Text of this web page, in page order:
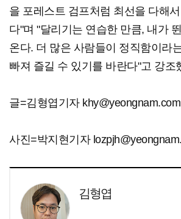
을 포레스트 검프처럼 최선을 다해
다"며 "달리기는 연습한 만큼, 내가
온다. 더 많은 사람들이 정직함이라
빠져 즐길 수 있기를 바란다"고 강조
글=김형엽기자 khy@yeongnam.com
사진=박지현기자
김형엽